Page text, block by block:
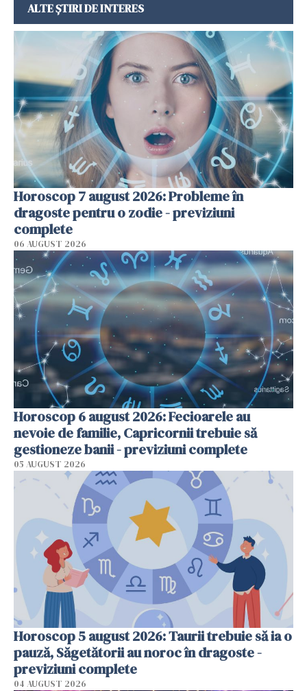
ALTE ȘTIRI DE INTERES
Horoscop 7 august 2026: Probleme în
dragoste pentru o zodie - previziuni
complete
06 AUGUST 2026
Horoscop 6 august 2026: Fecioarele au
nevoie de familie, Capricornii trebuie să
gestioneze banii - previziuni complete
05 AUGUST 2026
Horoscop 5 august 2026: Taurii trebuie să ia o
pauză, Săgetătorii au noroc în dragoste -
previziuni complete
04 AUGUST 2026